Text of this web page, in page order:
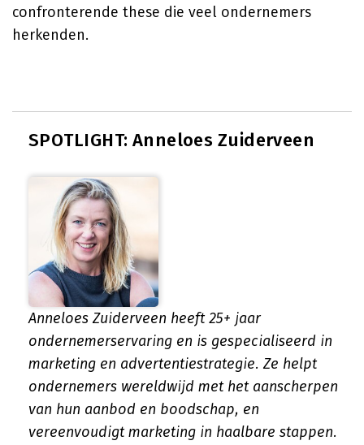
confronterende these die veel ondernemers
herkenden.
SPOTLIGHT: Anneloes Zuiderveen
Anneloes Zuiderveen heeft 25+ jaar
ondernemerservaring en is gespecialiseerd in
marketing en advertentiestrategie. Ze helpt
ondernemers wereldwijd met het aanscherpen
van hun aanbod en boodschap, en
vereenvoudigt marketing in haalbare stappen.